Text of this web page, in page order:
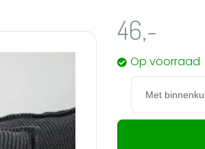
46,-
Op voorraad